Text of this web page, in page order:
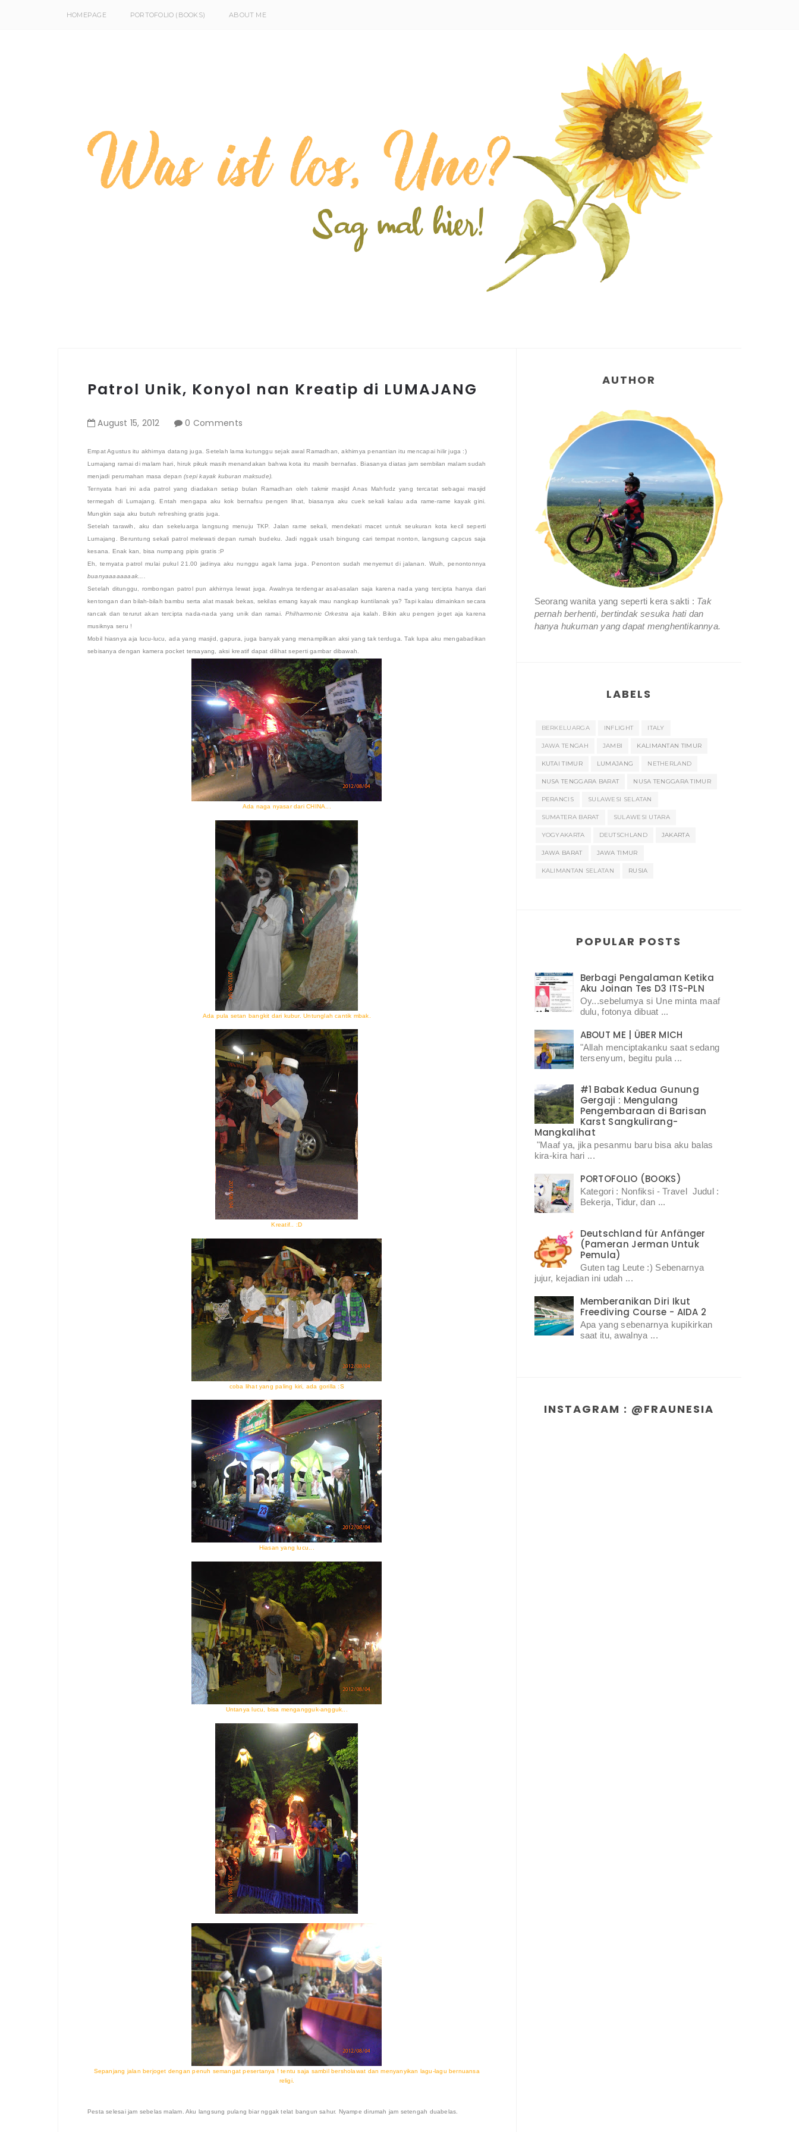
HOMEPAGE PORTOFOLIO (BOOKS) ABOUT ME
Patrol Unik, Konyol nan Kreatip di LUMAJANG
August 15, 2012 0 Comments
Empat Agustus itu akhirnya datang juga. Setelah lama kutunggu sejak awal Ramadhan, akhirnya penantian itu mencapai hilir juga :)
Lumajang ramai di malam hari, hiruk pikuk masih menandakan bahwa kota itu masih bernafas. Biasanya diatas jam sembilan malam sudah
menjadi perumahan masa depan(sepi kayak kuburan maksude).
Ternyata hari ini ada patrol yang diadakan setiap bulan Ramadhan oleh takmir masjid Anas Mahfudz yang tercatat sebagai masjid
termegah di Lumajang. Entah mengapa aku kok bernafsu pengen lihat, biasanya aku cuek sekali kalau ada rame-rame kayak gini.
Mungkin saja aku butuh refreshing gratis juga.
Setelah tarawih, aku dan sekeluarga langsung menuju TKP. Jalan rame sekali, mendekati macet untuk seukuran kota kecil seperti
Lumajang. Beruntung sekali patrol melewati depan rumah budeku. Jadi nggak usah bingung cari tempat nonton, langsung capcus saja
kesana. Enak kan, bisa numpang pipis gratis :P
Eh, ternyata patrol mulai pukul 21.00 jadinya aku nunggu agak lama juga. Penonton sudah menyemut di jalanan. Wuih, penontonnya
buanyaaaaaaaak....
Setelah ditunggu, rombongan patrol pun akhirnya lewat juga. Awalnya terdengar asal-asalan saja karena nada yang tercipta hanya dari
kentongan dan bilah-bilah bambu serta alat masak bekas, sekilas emang kayak mau nangkap kuntilanak ya? Tapi kalau dimainkan secara
rancak dan terurut akan tercipta nada-nada yang unik dan ramai. Philharmonic Orkestra aja kalah. Bikin aku pengen joget aja karena
musiknya seru !
Mobil hiasnya aja lucu-lucu, ada yang masjid, gapura, juga banyak yang menampilkan aksi yang tak terduga. Tak lupa aku mengabadikan
sebisanya dengan kamera pocket tersayang, aksi kreatif dapat dilihat seperti gambar dibawah.
Ada naga nyasar dari CHINA...
Ada pula setan bangkit dari kubur. Untunglah cantik mbak.
Kreatif.. :D
coba lihat yang paling kiri, ada gorilla :S
Hiasan yang lucu...
Untanya lucu, bisa mengangguk-angguk...
Sepanjang jalan berjoget dengan penuh semangat pesertanya ! tentu saja sambil bersholawat dan menyanyikan lagu-lagu bernuansa
religi.
Pesta selesai jam sebelas malam. Aku langsung pulang biar nggak telat bangun sahur. Nyampe dirumah jam setengah duabelas.
AUTHOR
Seorang wanita yang seperti kera sakti : Tak
pernah berhenti, bertindak sesuka hati dan
hanya hukuman yang dapat menghentikannya.
LABELS
BERKELUARGA INFLIGHT ITALY
JAWA TENGAH JAMBI KALIMANTAN TIMUR
KUTAI TIMUR LUMAJANG NETHERLAND
NUSA TENGGARA BARAT NUSA TENGGARA TIMUR
PERANCIS SULAWESI SELATAN
SUMATERA BARAT SULAWESI UTARA
YOGYAKARTA DEUTSCHLAND JAKARTA
JAWA BARAT JAWA TIMUR
KALIMANTAN SELATAN RUSIA
POPULAR POSTS
Berbagi Pengalaman Ketika
Aku Joinan Tes D3 ITS-PLN
Oy...sebelumya si Une minta maaf
dulu, fotonya dibuat ...
ABOUT ME | ÜBER MICH
"Allah menciptakanku saat sedang
tersenyum, begitu pula ...
#1 Babak Kedua Gunung
Gergaji : Mengulang
Pengembaraan di Barisan
Karst Sangkulirang-
Mangkalihat
"Maaf ya, jika pesanmu baru bisa aku balas
kira-kira hari ...
PORTOFOLIO (BOOKS)
Kategori : Nonfiksi - Travel Judul :
Bekerja, Tidur, dan ...
Deutschland für Anfänger
(Pameran Jerman Untuk
Pemula)
Guten tag Leute :) Sebenarnya
jujur, kejadian ini udah ...
Memberanikan Diri Ikut
Freediving Course - AIDA 2
Apa yang sebenarnya kupikirkan
saat itu, awalnya ...
INSTAGRAM : @FRAUNESIA